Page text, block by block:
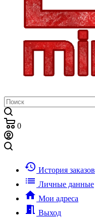
0
history История заказов
list Личные данные
home Мои адреса
meeting_room Выход